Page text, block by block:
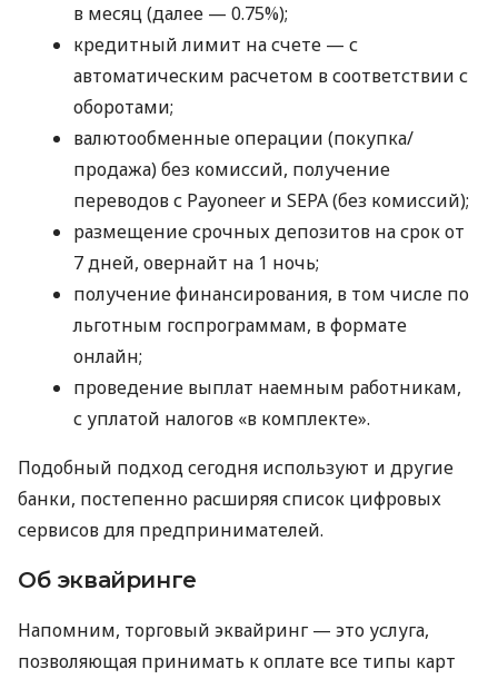
в месяц (далее — 0.75%);
кредитный лимит на счете — с
автоматическим расчетом в соответствии с
оборотами;
валютообменные операции (покупка/
продажа) без комиссий, получение
переводов с Payoneer и SEPA (без комиссий);
размещение срочных депозитов на срок от
7 дней, овернайт на 1 ночь;
получение финансирования, в том числе по
льготным госпрограммам, в формате
онлайн;
проведение выплат наемным работникам,
с уплатой налогов «в комплекте».
Подобный подход сегодня используют и другие
банки, постепенно расширяя список цифровых
сервисов для предпринимателей.
Об эквайринге
Напомним, торговый эквайринг — это услуга,
позволяющая принимать к оплате все типы карт